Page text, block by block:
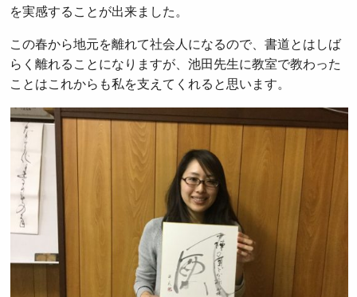
を実感することが出来ました。
この春から地元を離れて社会人になるので、書道とはしば
らく離れることになりますが、池田先生に教室で教わった
ことはこれからも私を支えてくれると思います。